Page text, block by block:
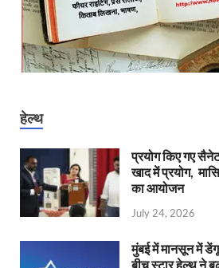
हेल्थ
प्रयोग किए गए
खाद में प्रयोग,
का आयोजन
July 24, 2026
मुंबई में मानसून में
बीच स्टार हेल्थ ने